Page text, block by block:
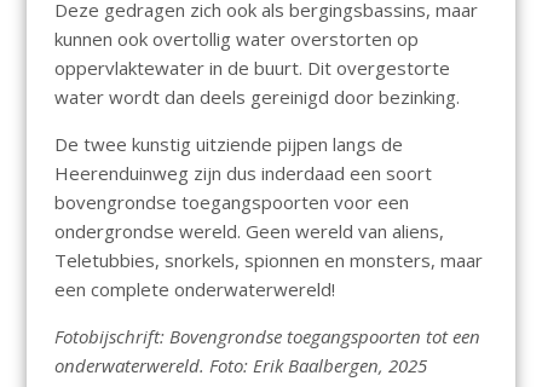
Deze gedragen zich ook als bergingsbassins, maar
kunnen ook overtollig water overstorten op
oppervlaktewater in de buurt. Dit overgestorte
water wordt dan deels gereinigd door bezinking.
De twee kunstig uitziende pijpen langs de
Heerenduinweg zijn dus inderdaad een soort
bovengrondse toegangspoorten voor een
ondergrondse wereld. Geen wereld van aliens,
Teletubbies, snorkels, spionnen en monsters, maar
een complete onderwaterwereld!
Fotobijschrift: Bovengrondse toegangspoorten tot een
onderwaterwereld. Foto: Erik Baalbergen, 2025